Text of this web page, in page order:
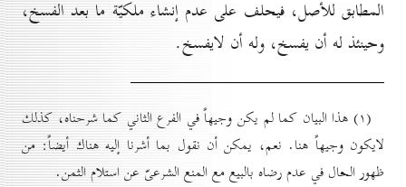
المطابق للأصل، فيحلف على عدم إنشاء ملكيّة ما بعد الفسخ،
وحينئذ له أن يفسخ، وله أن لايفسخ.
(۱) هذا البيان كما لم يكن وجيهاً في الفرع الثاني كما شرحناه، كذلك
لايكون وجيهاً هنا. نعم، يمكن أن نقول بما أشرنا إليه هناك أيضاً: من
ظهور الحال في عدم رضاه بالبيع مع المنع الشرعىّ عن استلام الثمن.